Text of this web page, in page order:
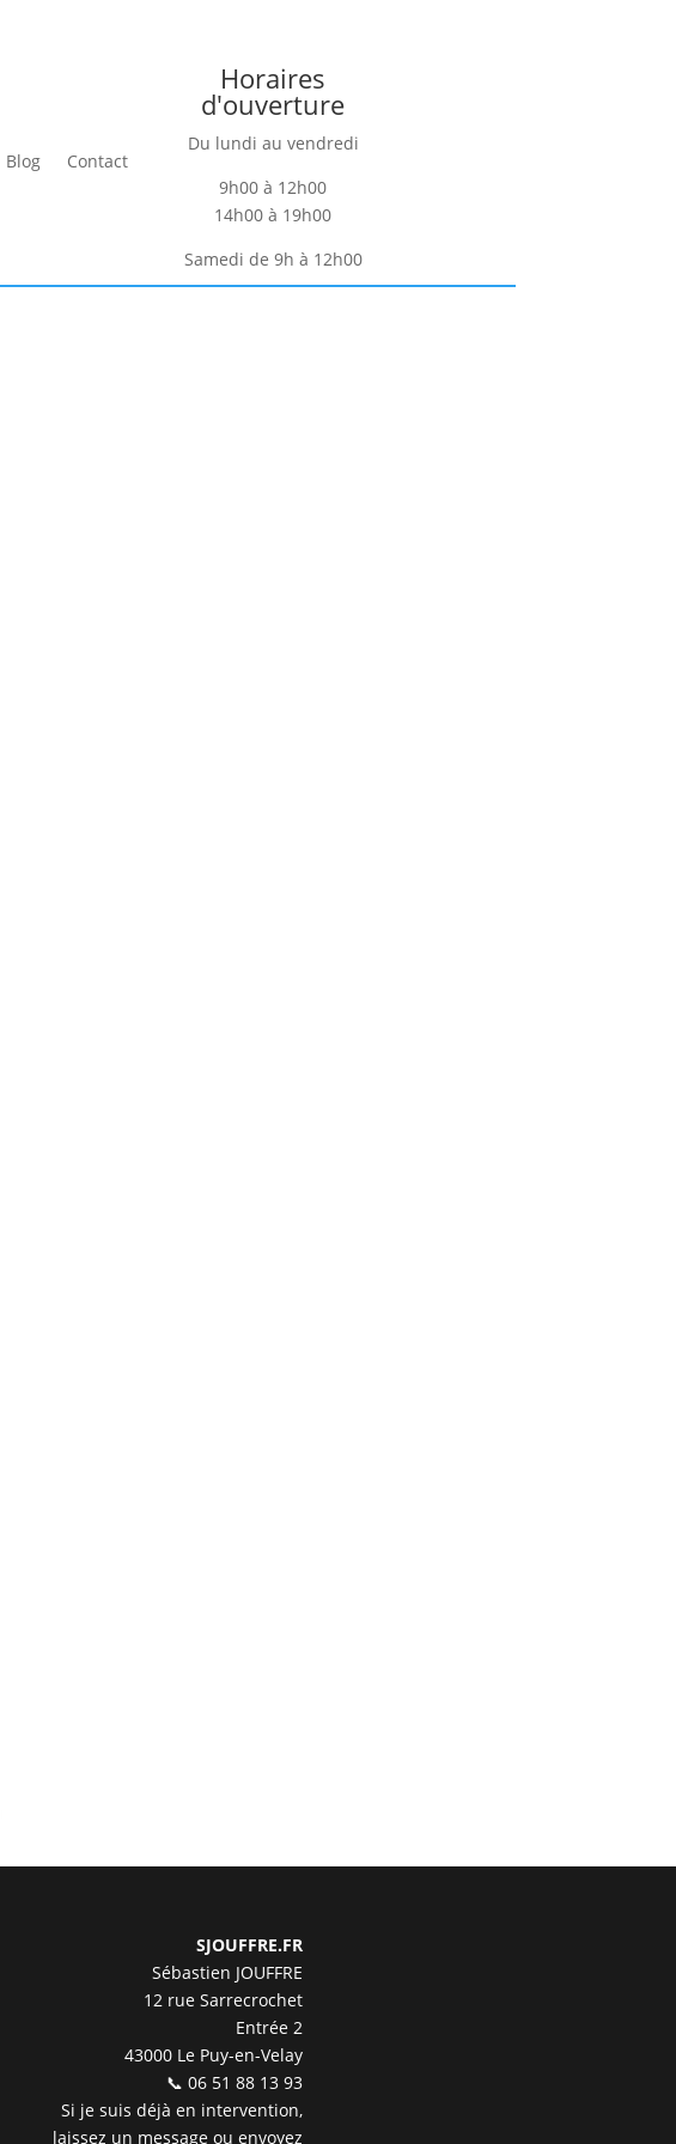
Blog Contact
Horaires
d'ouverture
Du lundi au vendredi
9h00 à 12h00
14h00 à 19h00
Samedi de 9h à 12h00
SJOUFFRE.FR
Sébastien JOUFFRE
12 rue Sarrecrochet
Entrée 2
43000 Le Puy-en-Velay
📞 06 51 88 13 93
Si je suis déjà en intervention,
laissez un message ou envoyez